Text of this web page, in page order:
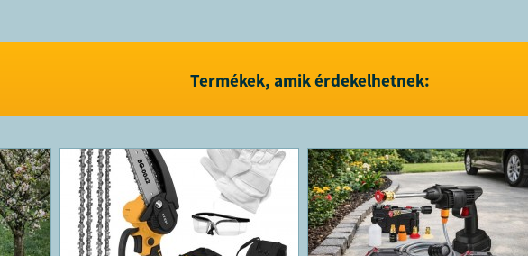
Termékek, amik érdekelhetnek: